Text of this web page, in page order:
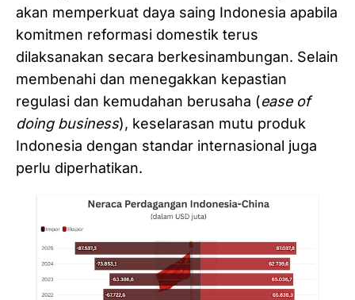
akan memperkuat daya saing Indonesia apabila
komitmen reformasi domestik terus
dilaksanakan secara berkesinambungan. Selain
membenahi dan menegakkan kepastian
regulasi dan kemudahan berusaha (ease of
doing business), keselarasan mutu produk
Indonesia dengan standar internasional juga
perlu diperhatikan.